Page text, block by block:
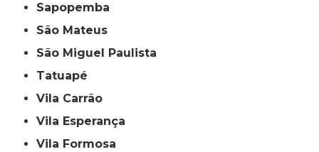
Sapopemba
São Mateus
São Miguel Paulista
Tatuapé
Vila Carrão
Vila Esperança
Vila Formosa